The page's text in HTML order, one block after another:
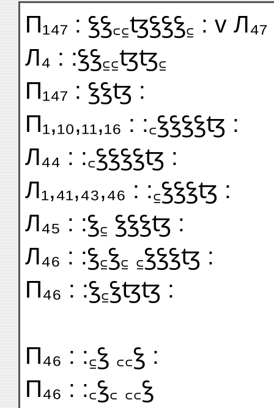
П₁₄₇ : ꝣꝣ꜀꜁ꜩꝣꝣꝣ꜁ : v
Л₄ : :ꝣꝣ꜁꜁ꜩꜩ꜁
П₁₄₇ : ꝣꝣꜩ :
П₁,₁₀,₁₁,₁₆ : :꜀ꝣꝣꝣꝣꜩ :
Л₄₄ : :꜀ꝣꝣꝣꝣꜩ :
Л₁,₄₁,₄₃,₄₆ : :꜁ꝣꝣꝣꜩ :
Л₄₅ : :ꝣ꜁ ꝣꝣꝣꜩ :
Л₄₆ : :ꝣ꜁ꝣ꜁ ꜁ꝣꝣꝣꜩ :
П₄₆ : :ꝣ꜁ꝣꜩꜩ :
П₄₆ : :꜁ꝣ ꜀꜀ꝣ :
П₄₆ : :꜀ꝣ꜀ ꜀꜀ꝣ